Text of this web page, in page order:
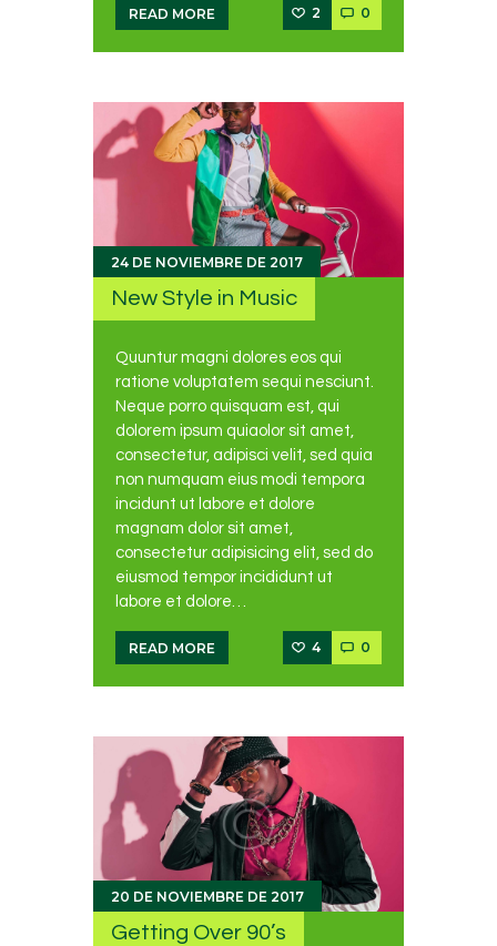
READ MORE 2 0
24 DE NOVIEMBRE DE 2017
New Style in Music
Quuntur magni dolores eos qui
ratione voluptatem sequi nesciunt.
Neque porro quisquam est, qui
dolorem ipsum quiaolor sit amet,
consectetur, adipisci velit, sed quia
non numquam eius modi tempora
incidunt ut labore et dolore
magnam dolor sit amet,
consectetur adipisicing elit, sed do
eiusmod tempor incididunt ut
labore et dolore…
READ MORE 4 0
20 DE NOVIEMBRE DE 2017
Getting Over 90’s